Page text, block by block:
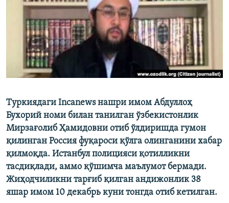
Туркиядаги Incanews нашри имом Абдуллоҳ
Бухорий номи билан танилган ўзбекистонлик
Мирзағолиб Ҳамидовни отиб ўлдиришда гумон
қилинган Россия фуқароси қўлга олинганини хабар
қилмоқда. Истанбул полицияси қотилликни
тасдиқлади, аммо қўшимча маълумот бермади.
Жиҳодчиликни тарғиб қилган андижонлик 38
яшар имом 10 декабрь куни тонгда отиб кетилган.